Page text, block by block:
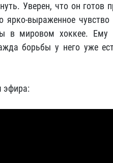
Уверен, что он готов
ярко-выраженное
в мировом хоккее. Ему
борьбы у него уже
эфира: